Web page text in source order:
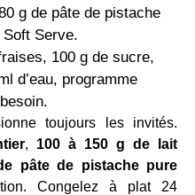
g de pâte de pistache
Serve.
100 g de sucre,
d’eau, programme
toujours les invités.
, 100 à 150 g de lait
pâte de pistache pure
Congelez à plat 24